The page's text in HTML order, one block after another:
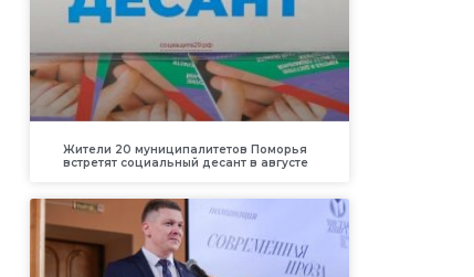
Жители 20 муниципалитетов Поморья
встретят социальный десант в августе